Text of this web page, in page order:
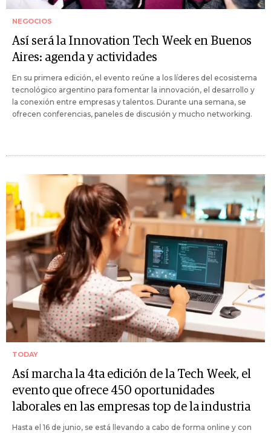
NEGOCIOS
Así será la Innovation Tech Week en Buenos
Aires: agenda y actividades
En su primera edición, el evento reúne a los líderes del ecosistema
tecnológico argentino para fomentar la innovación, el desarrollo y
la conexión entre empresas y talentos. Durante una semana, se
ofrecen conferencias, paneles de discusión y mucho networking.
TODAY
Así marcha la 4ta edición de la Tech Week, el
evento que ofrece 450 oportunidades
laborales en las empresas top de la industria
Hasta el 16 de junio, se está llevando a cabo de forma online y con